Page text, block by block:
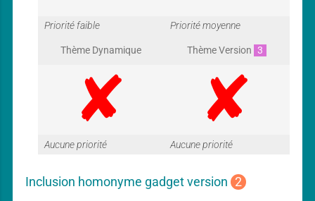
G
a
r
Priorité faible
G
a
r
Priorité moyenne
Thème Dynamique
G
Aucune priorité
Thème Version 3
G
Aucune priorité
Inclusion homonyme gadget version 2